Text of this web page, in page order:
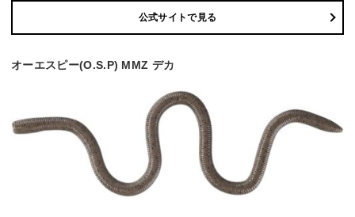
公式サイトで見る
オーエスピー(O.S.P) MMZ デカ